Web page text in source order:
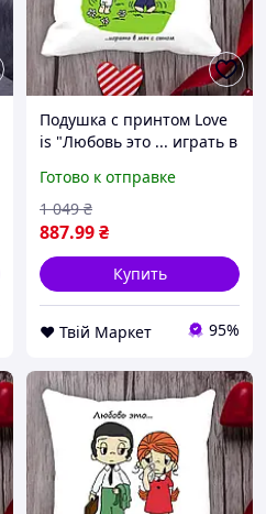
Подушка с принтом Love
is "Любовь это ... играть в
Кавун П000010 D8-2026
Готово к отправке
887.99₴
1 049 ₴
Купить
❤️ Твій Маркет 95%